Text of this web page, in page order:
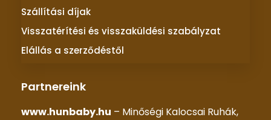
Szállítási díjak
Visszatérítési és visszaküldési szabályzat
Elállás a szerződéstől
Partnereink
www.hunbaby.hu – Minőségi Kalocsai Ruhák,